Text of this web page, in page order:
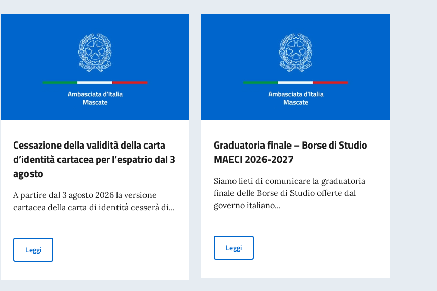
INCLUSI RITARDI E CANCELLAZIONI
Cessazione della validità della carta
d’identità cartacea per l’espatrio dal 3
agosto
A partire dal 3 agosto 2026 la versione
cartacea della carta di identità cesserà di...
LeggiCessazione della validità della carta d’identità cartacea per l’espatrio dal 3 agosto
Graduatoria finale – Borse di Studio
MAECI 2026-2027
Siamo lieti di comunicare la graduatoria
finale delle Borse di Studio offerte dal
governo italiano...
LeggiGraduatoria finale – Borse di Studio MAECI 2026-2027